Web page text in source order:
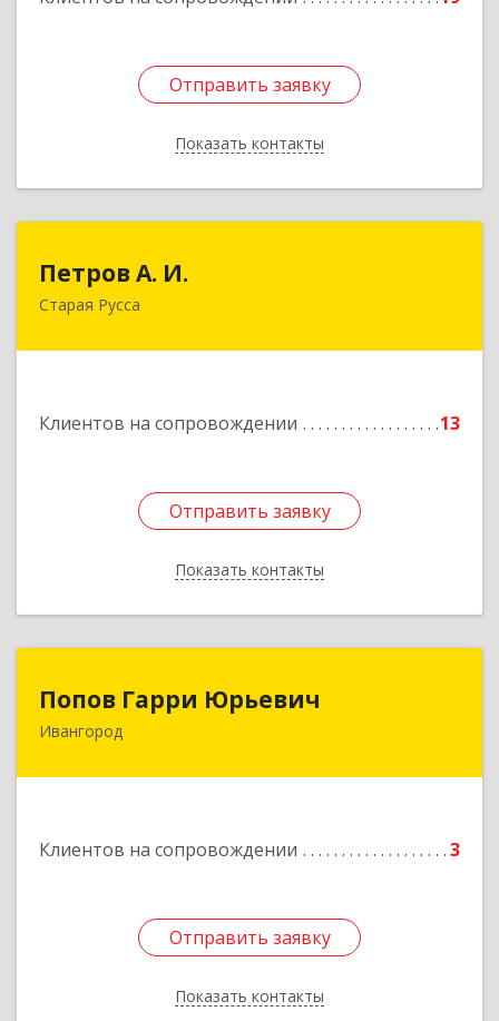
Отправить заявку
Показать контакты
Отправить заявку
Назад
Петров А. И.
Старая Русса
Клиентов на сопровождении 13
Отправить заявку
Показать контакты
Отправить заявку
Назад
Попов Гарри Юрьевич
Ивангород
Клиентов на сопровождении 3
Отправить заявку
Показать контакты
Отправить заявку
Назад